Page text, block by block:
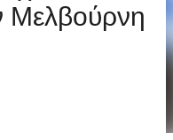
Μελβούρνη